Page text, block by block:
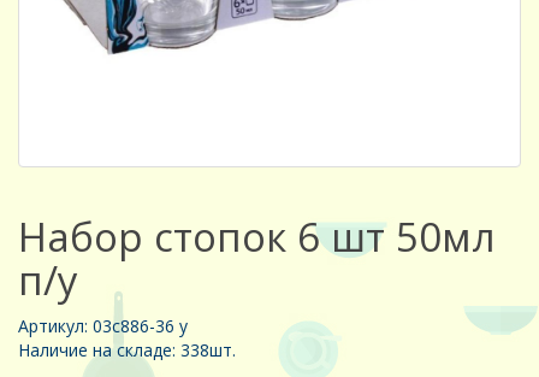
Набор стопок 6 шт 50мл
п/у
Артикул: 03с886-36 у
Наличие на складе: 338шт.